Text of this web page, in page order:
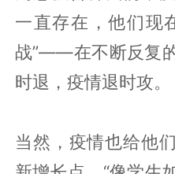
一直存在，他们现
战”——在不断反复
时退，疫情退时攻。
当然，疫情也给他